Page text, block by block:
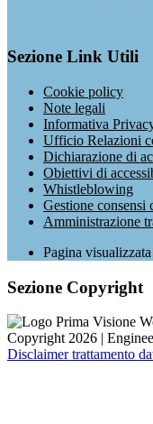
Sezione Link Utili
Cookie policy
Note legali
Informativa
Ufficio Relazioni
Dichiarazione di
Obiettivi di
Whistleblowing
Gestione consensi
Amministrazione
Pagina visualizzata
Sezione Copyright
Copyright 2026 |
Disclaimer trattamento